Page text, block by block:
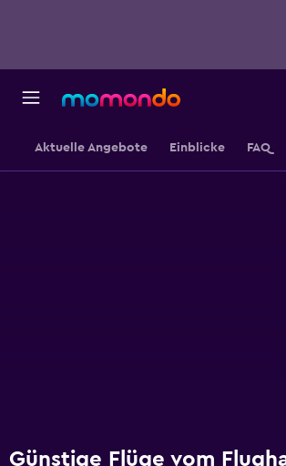
Aktuelle Angebote Einblicke FAQ
Günstige Flüge vom